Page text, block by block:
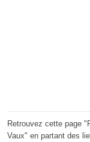
Retrouvez cette page
Vaux" en partant des